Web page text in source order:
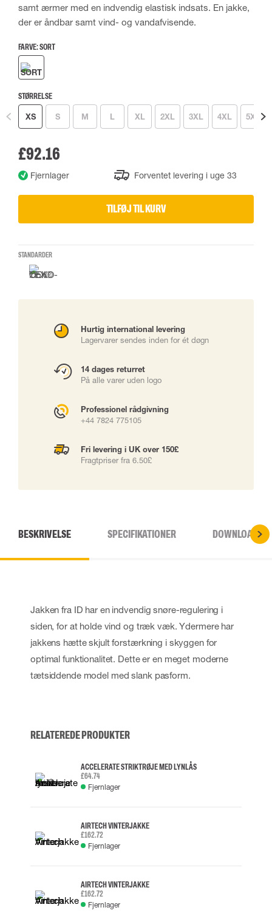
samt ærmer med en indvendig elastisk indsats. En jakke,
der er åndbar samt vind- og vandafvisende.
FARVE:SORT
STØRRELSE
XS S M L XL 2XL 3XL 4XL 5XL
£92.16
Fjernlager Forventet levering i uge 33
TILFØJ TIL KURV
STANDARDER
Hurtig international levering
Lagervarer sendes inden for ét døgn
14 dages returret
På alle varer uden logo
Professionel rådgivning
+44 7824 775105
Fri levering i UK over 150£
Fragtpriser fra 6.50£
BESKRIVELSE SPECIFIKATIONER DOWNLOADS
Jakken fra ID har en indvendig snøre-regulering i
siden, for at holde vind og træk væk. Ydermere har
jakkens hætte skjult forstærkning i skyggen for
optimal funktionalitet. Dette er en meget moderne
tætsiddende model med slank pasform.
RELATEREDE PRODUKTER
ACCELERATE STRIKTRØJE MED LYNLÅS
£64.74
Fjernlager
AIRTECH VINTERJAKKE
£162.72
Fjernlager
AIRTECH VINTERJAKKE
£162.72
Fjernlager